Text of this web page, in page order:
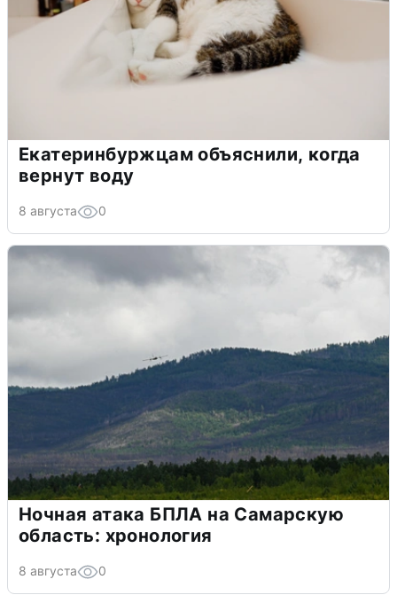
Екатеринбуржцам объяснили, когда
вернут воду
8 августа 0
Ночная атака БПЛА на Самарскую
область: хронология
8 августа 0